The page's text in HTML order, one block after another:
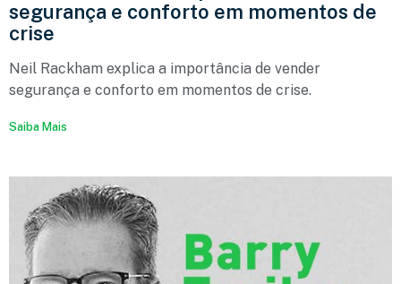
segurança e conforto em momentos de
crise
Neil Rackham explica a importância de vender
segurança e conforto em momentos de crise.
Saiba Mais